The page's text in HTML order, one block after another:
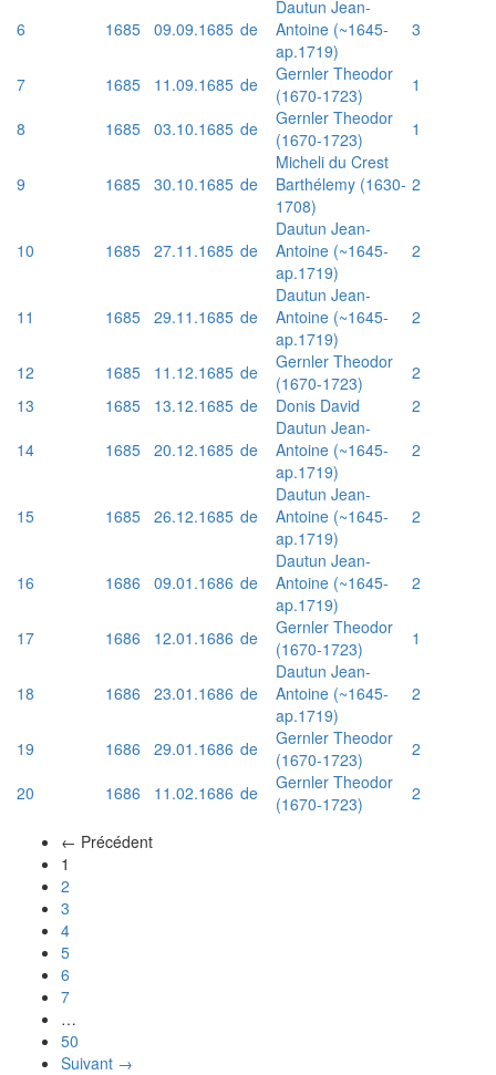
6 1685 09.09.1685 de
Dautun Jean-
Antoine (~1645-
ap.1719)
3
7 1685 11.09.1685 de
Gernler Theodor
(1670-1723)
1
8
1685 03.10.1685 de
Gernler Theodor
(1670-1723)
1
9 1685 30.10.1685 de
Micheli du Crest
Barthélemy (1630-
1708)
2
10 1685 27.11.1685 de
Dautun Jean-
Antoine (~1645-
ap.1719)
2
11 1685 29.11.1685 de
Dautun Jean-
Antoine (~1645-
ap.1719)
2
12 1685 11.12.1685 de
Gernler Theodor
(1670-1723)
2
13
1685 13.12.1685 de Donis David
2
14
1685 20.12.1685 de
Dautun Jean-
Antoine (~1645-
ap.1719)
2
15 1685 26.12.1685 de
Dautun Jean-
Antoine (~1645-
ap.1719)
2
16 1686 09.01.1686 de
Dautun Jean-
Antoine (~1645-
ap.1719)
2
17 1686 12.01.1686 de
Gernler Theodor
(1670-1723)
1
18 1686 23.01.1686 de
Dautun Jean-
Antoine (~1645-
ap.1719)
2
19 1686 29.01.1686 de
Gernler Theodor
(1670-1723)
2
20
1686 11.02.1686 de
Gernler Theodor
(1670-1723)
2
← Précédent
1
2
3
4
5
6
7
…
50
Suivant →